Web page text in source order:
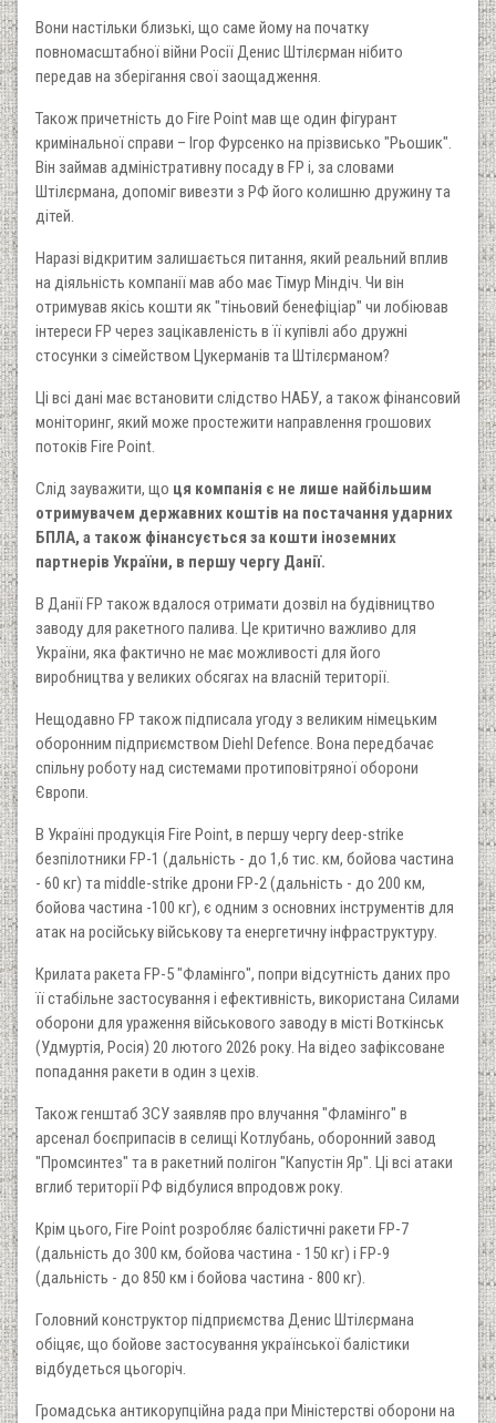
Вони настільки близькі, що саме йому на початку
повномасштабної війни Росії Денис Штілєрман нібито
передав на зберігання свої заощадження.
Також причетність до Fire Point мав ще один фігурант
кримінальної справи – Ігор Фурсенко на прізвисько "Рьошик".
Він займав адміністративну посаду в FP і, за словами
Штілєрмана, допоміг вивезти з РФ його колишню дружину та
дітей.
Наразі відкритим залишається питання, який реальний вплив
на діяльність компанії мав або має Тімур Міндіч. Чи він
отримував якісь кошти як "тіньовий бенефіціар" чи лобіював
інтереси FP через зацікавленість в її купівлі або дружні
стосунки з сімейством Цукерманів та Штілєрманом?
Ці всі дані має встановити слідство НАБУ, а також фінансовий
моніторинг, який може простежити направлення грошових
потоків Fire Point.
Слід зауважити, що ця компанія є не лише найбільшим
отримувачем державних коштів на постачання ударних
БПЛА, а також фінансується за кошти іноземних
партнерів України, в першу чергу Данії.
В Данії FP також вдалося отримати дозвіл на будівництво
заводу для ракетного палива. Це критично важливо для
України, яка фактично не має можливості для його
виробництва у великих обсягах на власній території.
Нещодавно FP також підписала угоду з великим німецьким
оборонним підприємством Diehl Defenсe. Вона передбачає
спільну роботу над системами протиповітряної оборони
Європи.
В Україні продукція Fire Point, в першу чергу deep-strike
безпілотники FP-1 (дальність - до 1,6 тис. км, бойова частина
- 60 кг) та middle-strike дрони FP-2 (дальність - до 200 км,
бойова частина -100 кг), є одним з основних інструментів для
атак на російську військову та енергетичну інфраструктуру.
Крилата ракета FP-5 "Фламінго", попри відсутність даних про
її стабільне застосування і ефективність, використана Силами
оборони для ураження військового заводу в місті Воткінськ
(Удмуртія, Росія) 20 лютого 2026 року. На відео зафіксоване
попадання ракети в один з цехів.
Також генштаб ЗСУ заявляв про влучання "Фламінго" в
арсенал боєприпасів в селищі Котлубань, оборонний завод
"Промсинтез" та в ракетний полігон "Капустін Яр". Ці всі атаки
вглиб території РФ відбулися впродовж року.
Крім цього, Fire Point розробляє балістичні ракети FP-7
(дальність до 300 км, бойова частина - 150 кг) i FP-9
(дальність - до 850 км і бойова частина - 800 кг).
Головний конструктор підприємства Денис Штілєрмана
обіцяє, що бойове застосування української балістики
відбудеться цьогоріч.
Громадська антикорупційна рада при Міністерстві оборони на